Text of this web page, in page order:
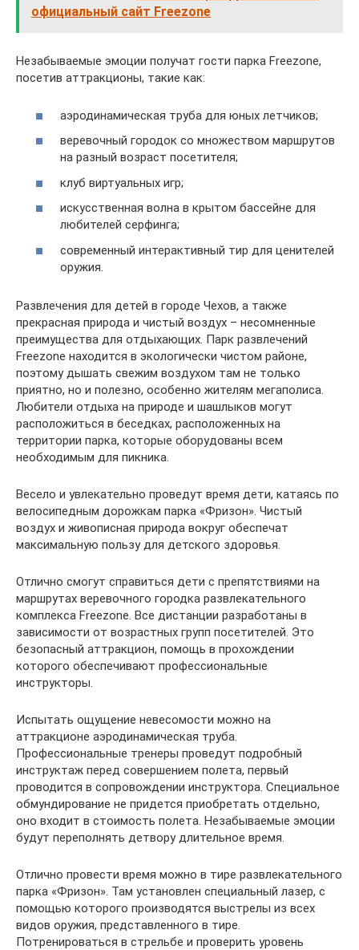
официальный сайт Freezone
Незабываемые эмоции получат гости парка Freezone,
посетив аттракционы, такие как:
аэродинамическая труба для юных летчиков;
веревочный городок со множеством маршрутов
на разный возраст посетителя;
клуб виртуальных игр;
искусственная волна в крытом бассейне для
любителей серфинга;
современный интерактивный тир для ценителей
оружия.
Развлечения для детей в городе Чехов, а также
прекрасная природа и чистый воздух – несомненные
преимущества для отдыхающих. Парк развлечений
Freezone находится в экологически чистом районе,
поэтому дышать свежим воздухом там не только
приятно, но и полезно, особенно жителям мегаполиса.
Любители отдыха на природе и шашлыков могут
расположиться в беседках, расположенных на
территории парка, которые оборудованы всем
необходимым для пикника.
Весело и увлекательно проведут время дети, катаясь по
велосипедным дорожкам парка «Фризон». Чистый
воздух и живописная природа вокруг обеспечат
максимальную пользу для детского здоровья.
Отлично смогут справиться дети с препятствиями на
маршрутах веревочного городка развлекательного
комплекса Freezone. Все дистанции разработаны в
зависимости от возрастных групп посетителей. Это
безопасный аттракцион, помощь в прохождении
которого обеспечивают профессиональные
инструкторы.
Испытать ощущение невесомости можно на
аттракционе аэродинамическая труба.
Профессиональные тренеры проведут подробный
инструктаж перед совершением полета, первый
проводится в сопровождении инструктора. Специальное
обмундирование не придется приобретать отдельно,
оно входит в стоимость полета. Незабываемые эмоции
будут переполнять детвору длительное время.
Отлично провести время можно в тире развлекательного
парка «Фризон». Там установлен специальный лазер, с
помощью которого производятся выстрелы из всех
видов оружия, представленного в тире.
Потренироваться в стрельбе и проверить уровень